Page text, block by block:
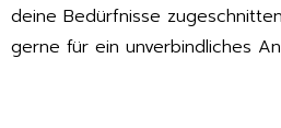
deine Bedürfnisse
gerne für ein unverbindliches